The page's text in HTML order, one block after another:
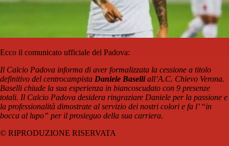
Ecco il comunicato ufficiale del Padova:
Il Calcio Padova informa di aver formalizzata la cessione a titolo
definitivo del centrocampista Daniele Baselliall’A.C. Chievo Verona.
Baselli chiude la sua esperienza in biancoscudato con 9 presenze
totali. Il Calcio Padova desidera ringraziare Daniele per la passione e
la professionalità dimostrate al servizio dei nostri colori e fa l’ “in
bocca al lupo” per il prosieguo della sua carriera.
© RIPRODUZIONE RISERVATA